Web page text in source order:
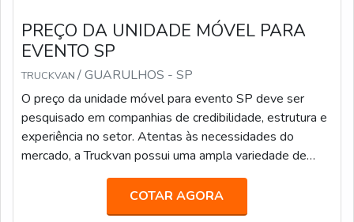
PREÇO DA UNIDADE MÓVEL PARA
EVENTO SP
TRUCKVAN / GUARULHOS - SP
O preço da unidade móvel para evento SP deve ser
pesquisado em companhias de credibilidade, estrutura e
experiência no setor. Atentas às necessidades do
mercado, a Truckvan possui uma ampla variedade de
unidades móveis prontas no seu portfólio de locação,
tais como: Veículos de Luxo para Transporte Executivo
(JetBus e JetVan); Food Truck; Diversas carretas,
COTAR AGORA